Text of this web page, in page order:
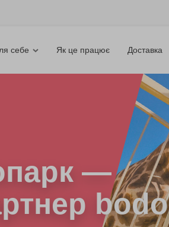
себе Як це працює Доставка
—
bodo